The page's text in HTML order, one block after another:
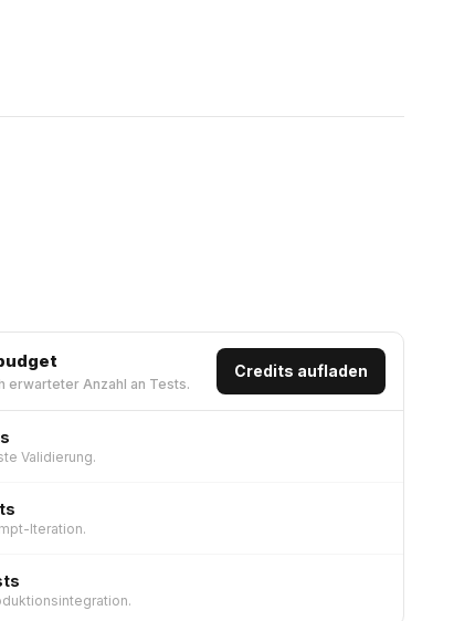
erwarteter Anzahl an Tests.
Credits aufladen
Validierung.
Iteration.